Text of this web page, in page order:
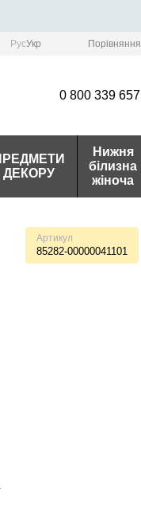
РусУкр Порівняння
0 800 339 657
ДЕКОРУ
Нижня
білизна
жіноча
Артикул
85282-00000041101